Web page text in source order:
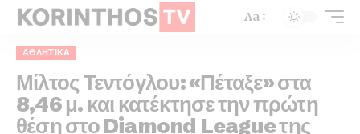
Aa
ΑΘΛΗΤΙΚΑ
Μίλτος Τεντόγλου: «Πέταξε» στα
8,46 μ. και κατέκτησε την πρώτη
θέση στο Diamond League της